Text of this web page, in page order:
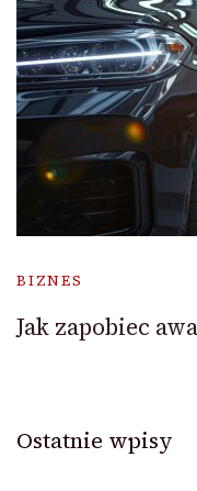
BIZNES
Jak zapobiec
Ostatnie wpisy